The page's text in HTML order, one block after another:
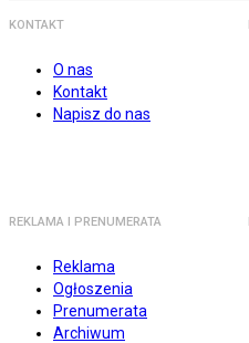
KONTAKT
O nas
Kontakt
Napisz do nas
REKLAMA I PRENUMERATA
Reklama
Ogłoszenia
Prenumerata
Archiwum